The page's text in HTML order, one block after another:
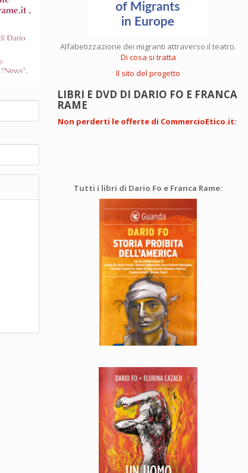
Alfabetizzazione dei migranti attraverso il teatro.
Di cosa si tratta
Il sito del progetto
LIBRI E DVD DI DARIO FO E FRANCA
RAME
Non perderti le offerte di CommercioEtico.it:
Tutti i libri di Dario Fo e Franca Rame: